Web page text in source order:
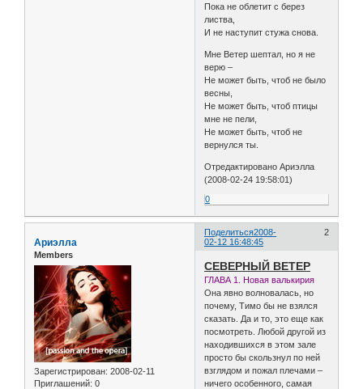
Пока не облетит с берез
листва,
И не наступит стужа снова.
Мне Ветер шептал, но я не
верю –
Не может быть, чтоб не было
весны,
Не может быть, чтоб птицы
мне не пели,
Не может быть, чтоб не
вернулся ты.
Отредактировано Ариэлла
(2008-02-24 19:58:01)
0
Поделиться 2
2008-
02-12 16:48:45
Ариэлла
Members
Зарегистрирован: 2008-02-11
Приглашений: 0
СЕВЕРНЫЙ ВЕТЕР
ГЛАВА 1. Новая валькирия
Она явно волновалась, но
почему, Тимо бы не взялся
сказать. Да и то, это еще как
посмотреть. Любой другой из
находившихся в этом зале
просто бы скользнул по ней
взглядом и пожал плечами –
ничего особенного, самая